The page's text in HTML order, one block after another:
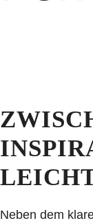
Neben dem